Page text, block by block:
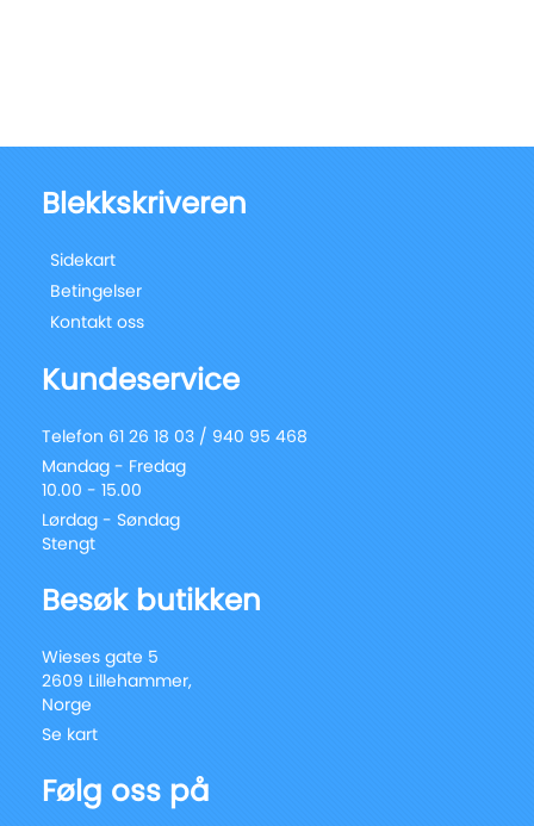
Blekkskriveren
Sidekart
Betingelser
Kontakt oss
Kundeservice
Telefon 61 26 18 03 / 940 95 468
Mandag - Fredag
10.00 - 15.00
Lørdag - Søndag
Stengt
Besøk butikken
Wieses gate 5
2609 Lillehammer,
Norge
Se kart
Følg oss på